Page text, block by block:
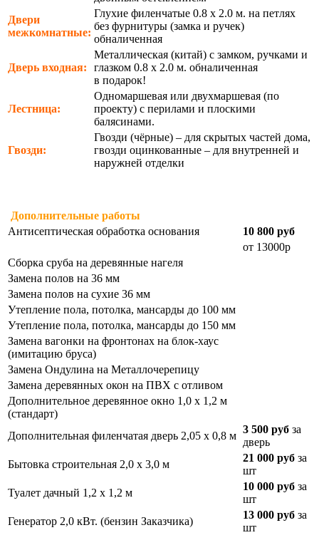
Двери
межкомнатные:
Глухие филенчатые 0.8 х 2.0 м. на петлях
без фурнитуры (замка и ручек)
обналиченная
Дверь входная:
Металлическая (китай) с замком, ручками и
глазком 0.8 х 2.0 м. обналиченная
в подарок!
Лестница:
Одномаршевая или двухмаршевая (по
проекту) с перилами и плоскими
балясинами.
Гвозди:
Гвозди (чёрные) – для скрытых частей дома,
гвозди оцинкованные – для внутренней и
наружней отделки
Дополнительные работы
Антисептическая обработка основания
10 800 руб
от 13000р
Сборка сруба на деревянные нагеля
Замена полов на 36 мм
Замена полов на сухие 36 мм
Утепление пола, потолка, мансарды до 100 мм
Утепление пола, потолка, мансарды до 150 мм
Замена вагонки на фронтонах на блок-хаус
(имитацию бруса)
Замена Ондулина на Металлочерепицу
Замена деревянных окон на ПВХ с отливом
Дополнительное деревянное окно 1,0 х 1,2 м
(стандарт)
Дополнительная филенчатая дверь 2,05 х 0,8 м
3 500 руб за
дверь
Бытовка строительная 2,0 х 3,0 м
21 000 руб за
шт
Туалет дачный 1,2 х 1,2 м
10 000 руб за
шт
Генератор 2,0 кВт. (бензин Заказчика)
13 000 руб за
шт